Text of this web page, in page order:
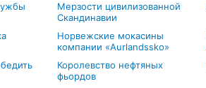
Мерзости цивилизованной
Скандинавии
Норвежские мокасины
компании «Aurlandssko»
Королевство нефтяных
фьордов